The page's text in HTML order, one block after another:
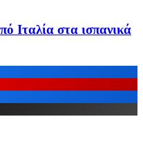
Ιταλία στα ισπανικά